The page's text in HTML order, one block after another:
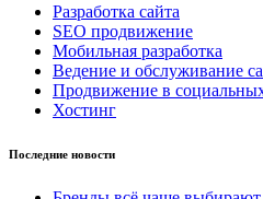
Разработка сайта
SEO продвижение
Мобильная разработка
Ведение и обслуживание
Продвижение в
Хостинг
Последние новости